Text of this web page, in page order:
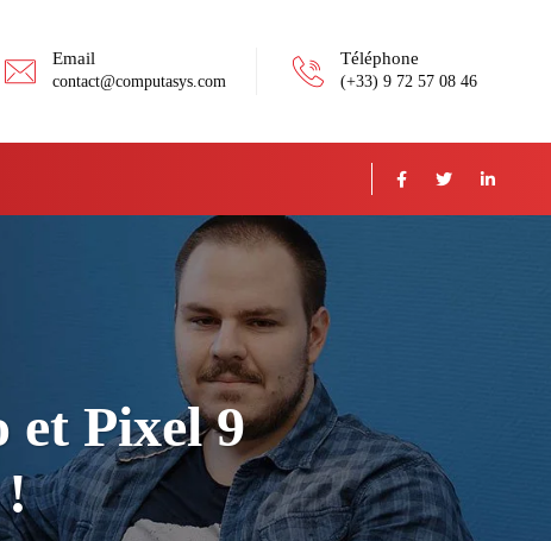
Email
contact@computasys.com
Téléphone
(+33) 9 72 57 08 46
et Pixel 9
!